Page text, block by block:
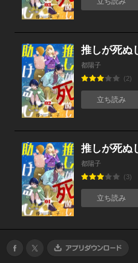
都陽子
(2)
立ち読み
都陽子
(3)
立ち読み